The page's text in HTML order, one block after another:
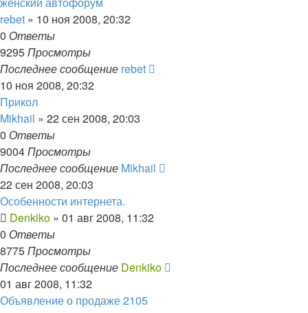
rebet » 10 ноя 2008, 20:32
0 Ответы
9295Просмотры
Последнее сообщение rebet
10 ноя 2008, 20:32
Прикол
Mikhail » 22 сен 2008, 20:03
0 Ответы
9004Просмотры
Последнее сообщение Mikhail
22 сен 2008, 20:03
Особенности интернета.
Denkiko » 01 авг 2008, 11:32
0 Ответы
8775Просмотры
Последнее сообщение Denkiko
01 авг 2008, 11:32
Объявление о продаже 2105